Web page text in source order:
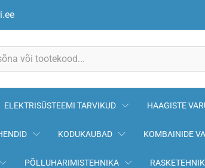
ELEKTRISÜSTEEMI TARVIKUD HAAGISTE
KODUKAUBAD KOMBAINIDE
PÕLLUHARIMISTEHNIKA